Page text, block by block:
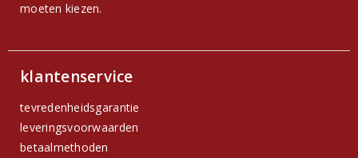
moeten kiezen.
klantenservice
tevredenheidsgarantie
leveringsvoorwaarden
betaalmethoden